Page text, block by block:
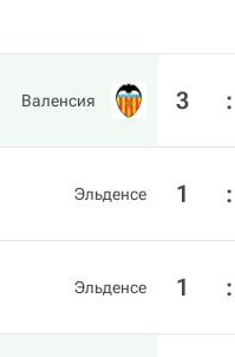
Валенсия 3 :
Эльденсе 1 :
Эльденсе 1 :